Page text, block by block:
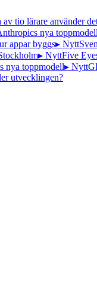
tio lärare använder
nya toppmodell
appar byggs▸ Nytt
▸ NyttFive
nya toppmodell▸ Nytt
utvecklingen?